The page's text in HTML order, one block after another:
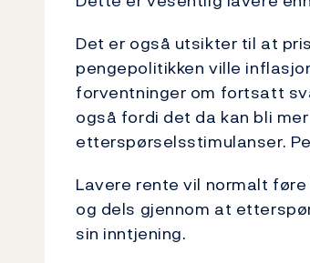
Det er også utsikter til at
pengepolitikken ville
forventninger om fortsatt
også fordi det da kan bli
etterspørselsstimulanser.
Lavere rente vil normalt
og dels gjennom at
sin inntjening.